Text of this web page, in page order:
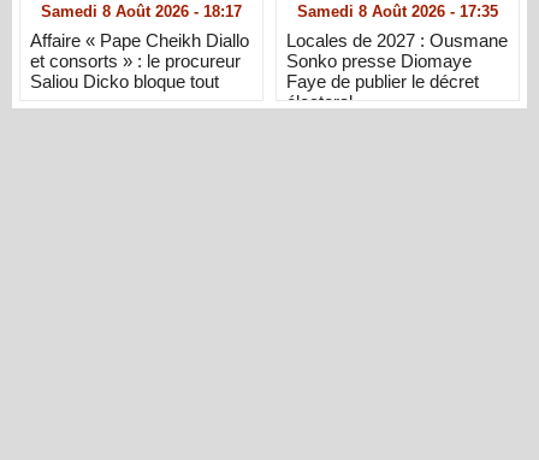
Samedi 8 Août 2026 - 18:17
Affaire « Pape Cheikh Diallo
et consorts » : le procureur
Saliou Dicko bloque tout
Samedi 8 Août 2026 - 17:35
Locales de 2027 : Ousmane
Sonko presse Diomaye
Faye de publier le décret
électoral